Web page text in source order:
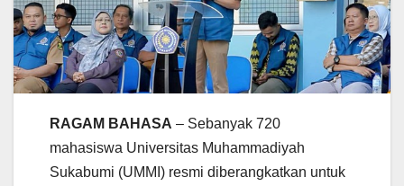
RAGAM BAHASA – Sebanyak 720
mahasiswa Universitas Muhammadiyah
Sukabumi (UMMI) resmi diberangkatkan untuk